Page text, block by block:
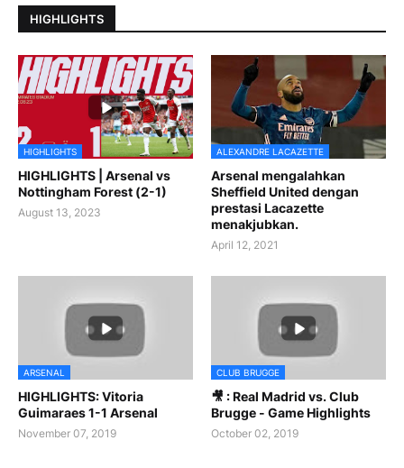
HIGHLIGHTS
HIGHLIGHTS
HIGHLIGHTS | Arsenal vs
Nottingham Forest (2-1)
August 13, 2023
ALEXANDRE LACAZETTE
Arsenal mengalahkan
Sheffield United dengan
prestasi Lacazette
menakjubkan.
April 12, 2021
ARSENAL
HIGHLIGHTS: Vitoria
Guimaraes 1-1 Arsenal
November 07, 2019
CLUB BRUGGE
🎥 : Real Madrid vs. Club
Brugge - Game Highlights
October 02, 2019